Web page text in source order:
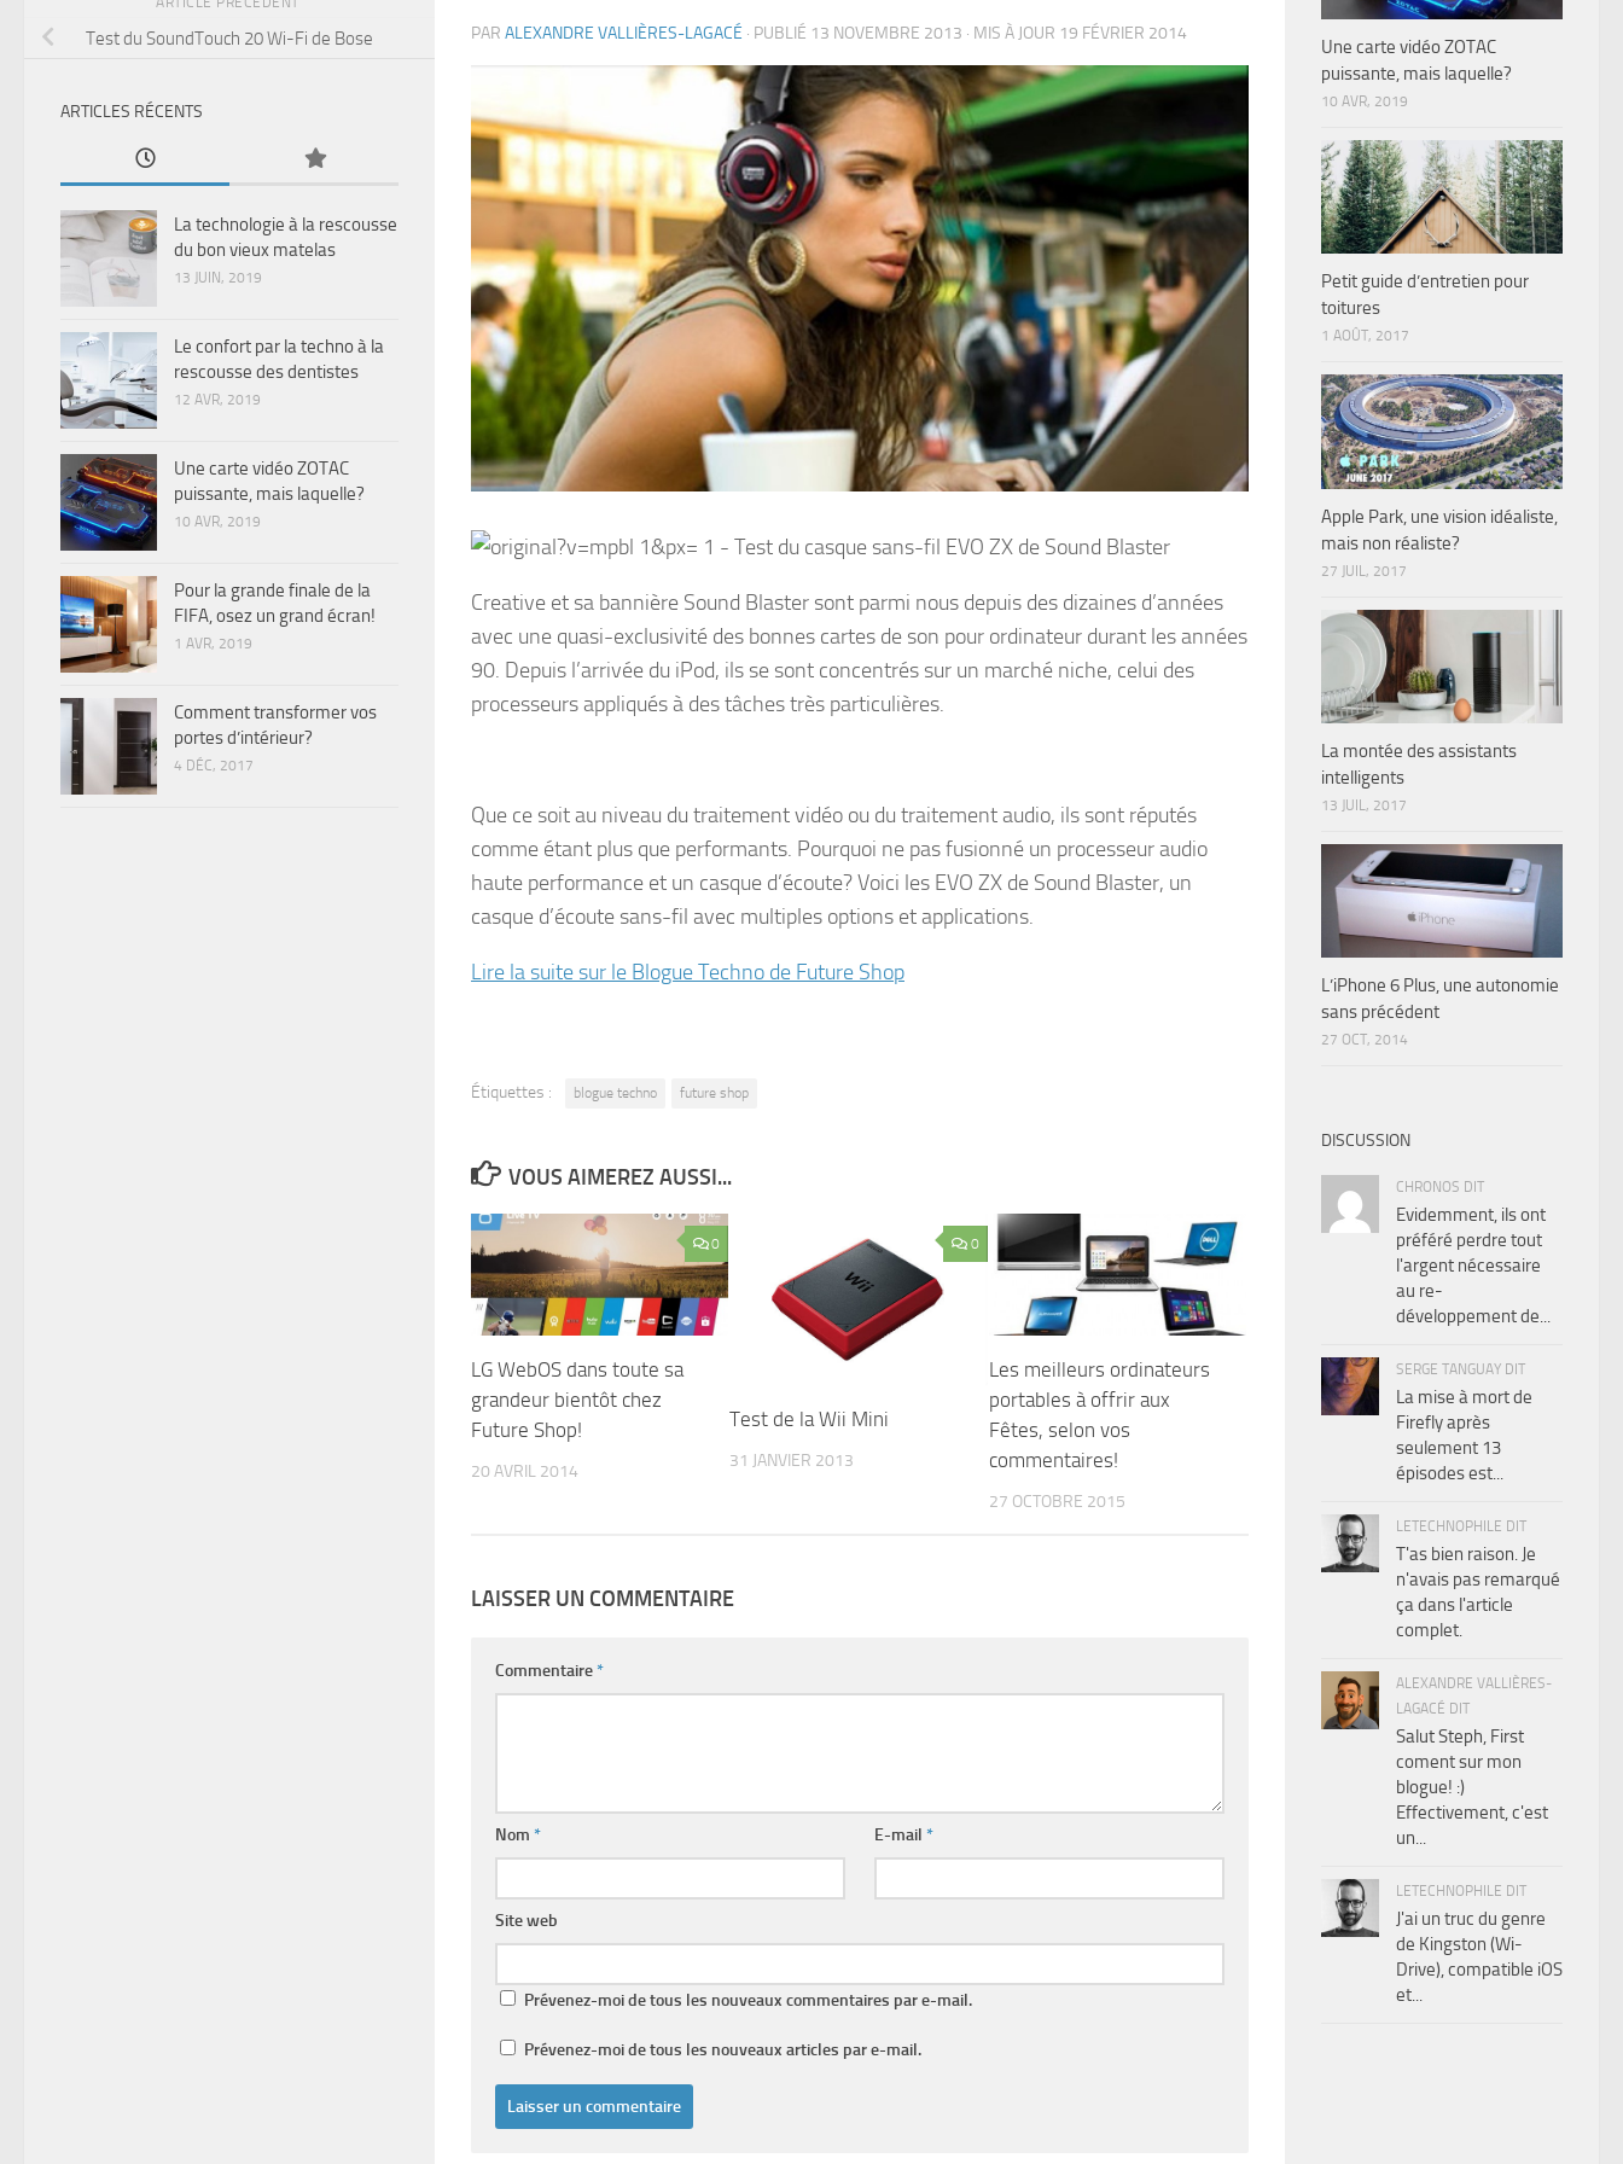
PAR ALEXANDRE VALLIÈRES-LAGACÉ · PUBLIÉ 13 NOVEMBRE 2013 · MIS À JOUR 19 FÉVRIER 2014
Creative et sa bannière Sound Blaster sont parmi nous depuis des dizaines d’années
avec une quasi-exclusivité des bonnes cartes de son pour ordinateur durant les années
90. Depuis l’arrivée du iPod, ils se sont concentrés sur un marché niche, celui des
processeurs appliqués à des tâches très particulières.
Que ce soit au niveau du traitement vidéo ou du traitement audio, ils sont réputés
comme étant plus que performants. Pourquoi ne pas fusionné un processeur audio
haute performance et un casque d’écoute? Voici les EVO ZX de Sound Blaster, un
casque d’écoute sans-fil avec multiples options et applications.
Lire la suite sur le Blogue Techno de Future Shop
Étiquettes : blogue techno future shop
VOUS AIMEREZ AUSSI...
0
LG WebOS dans toute sa
grandeur bientôt chez
Future Shop!
20 AVRIL 2014
0
Test de la Wii Mini
31 JANVIER 2013
Les meilleurs ordinateurs
portables à offrir aux
Fêtes, selon vos
commentaires!
27 OCTOBRE 2015
LAISSER UN COMMENTAIRE
Commentaire*
Nom * E-mail*
Site web
Prévenez-moi de tous les nouveaux commentaires par e-mail.
Prévenez-moi de tous les nouveaux articles par e-mail.
Test du SoundTouch 20 Wi-Fi de Bose
ARTICLES RÉCENTS
La technologie à la rescousse
du bon vieux matelas
13 JUIN, 2019
Le confort par la techno à la
rescousse des dentistes
12 AVR, 2019
Une carte vidéo ZOTAC
puissante, mais laquelle?
10 AVR, 2019
Pour la grande finale de la
FIFA, osez un grand écran!
1 AVR, 2019
Comment transformer vos
portes d’intérieur?
4 DÉC, 2017
Une carte vidéo ZOTAC
puissante, mais laquelle?
10 AVR, 2019
Petit guide d’entretien pour
toitures
1 AOÛT, 2017
Apple Park, une vision idéaliste,
mais non réaliste?
27 JUIL, 2017
La montée des assistants
intelligents
13 JUIL, 2017
L’iPhone 6 Plus, une autonomie
sans précédent
27 OCT, 2014
DISCUSSION
CHRONOS DIT
Evidemment, ils ont
préféré perdre tout
l'argent nécessaire
au re-
développement de...
SERGE TANGUAY DIT
La mise à mort de
Firefly après
seulement 13
épisodes est...
LETECHNOPHILE DIT
T'as bien raison. Je
n'avais pas remarqué
ça dans l'article
complet.
ALEXANDRE VALLIÈRES-
LAGACÉ DIT
Salut Steph, First
coment sur mon
blogue! :)
Effectivement, c'est
un...
LETECHNOPHILE DIT
J'ai un truc du genre
de Kingston (Wi-
Drive), compatible iOS
et...